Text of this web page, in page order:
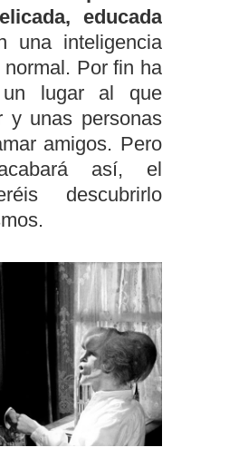
educada
una inteligencia
Por fin ha
un lugar al que
y unas personas
amigos. Pero
así, el
descubrirlo